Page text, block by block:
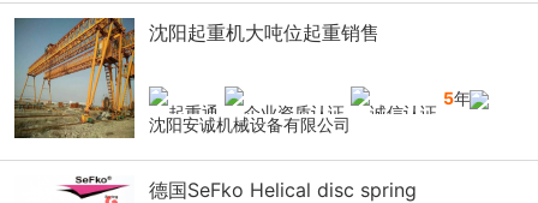
沈阳起重机大吨位起重销售
5年
沈阳安诚机械设备有限公司
德国SeFko Helical disc spring